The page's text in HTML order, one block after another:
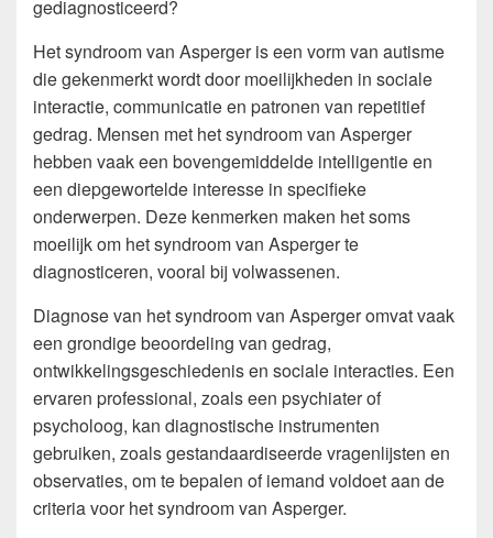
gediagnosticeerd?
Het syndroom van Asperger is een vorm van autisme
die gekenmerkt wordt door moeilijkheden in sociale
interactie, communicatie en patronen van repetitief
gedrag. Mensen met het syndroom van Asperger
hebben vaak een bovengemiddelde intelligentie en
een diepgewortelde interesse in specifieke
onderwerpen. Deze kenmerken maken het soms
moeilijk om het syndroom van Asperger te
diagnosticeren, vooral bij volwassenen.
Diagnose van het syndroom van Asperger omvat vaak
een grondige beoordeling van gedrag,
ontwikkelingsgeschiedenis en sociale interacties. Een
ervaren professional, zoals een psychiater of
psycholoog, kan diagnostische instrumenten
gebruiken, zoals gestandaardiseerde vragenlijsten en
observaties, om te bepalen of iemand voldoet aan de
criteria voor het syndroom van Asperger.